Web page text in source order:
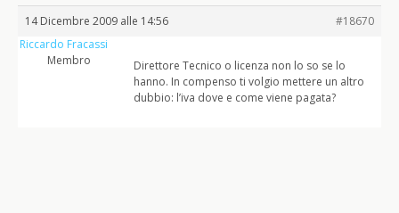
14 Dicembre 2009 alle 14:56
#18670
Riccardo Fracassi
Membro
Direttore Tecnico o licenza non lo so se lo
hanno. In compenso ti volgio mettere un altro
dubbio: l’iva dove e come viene pagata?